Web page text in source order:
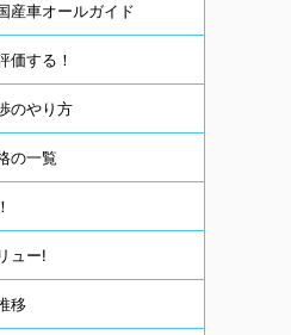
産車オールガイド
価する！
のやり方
の一覧
ュー!
移